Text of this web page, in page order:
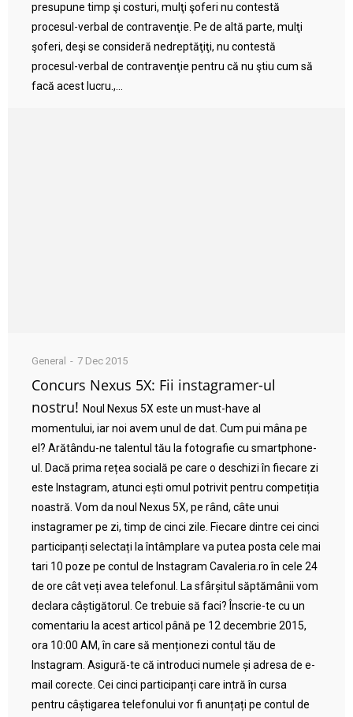
presupune timp şi costuri, mulţi şoferi nu contestă
procesul-verbal de contravenţie. Pe de altă parte, mulţi
şoferi, deşi se consideră nedreptăţiţi, nu contestă
procesul-verbal de contravenţie pentru că nu ştiu cum să
facă acest lucru.,...
General 7 Dec 2015
Concurs Nexus 5X: Fii instagramer-ul
nostru! Noul Nexus 5X este un must-have al
momentului, iar noi avem unul de dat. Cum pui mâna pe
el? Arătându-ne talentul tău la fotografie cu smartphone-
ul. Dacă prima rețea socială pe care o deschizi în fiecare zi
este Instagram, atunci ești omul potrivit pentru competiția
noastră. Vom da noul Nexus 5X, pe rând, câte unui
instagramer pe zi, timp de cinci zile. Fiecare dintre cei cinci
participanți selectați la întâmplare va putea posta cele mai
tari 10 poze pe contul de Instagram Cavaleria.ro în cele 24
de ore cât veți avea telefonul. La sfârșitul săptămânii vom
declara câștigătorul. Ce trebuie să faci? Înscrie-te cu un
comentariu la acest articol până pe 12 decembrie 2015,
ora 10:00 AM, în care să menționezi contul tău de
Instagram. Asigură-te că introduci numele și adresa de e-
mail corecte. Cei cinci participanți care intră în cursa
pentru câștigarea telefonului vor fi anunțați pe contul de